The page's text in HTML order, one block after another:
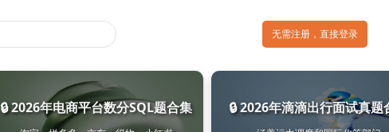
无需注册，直接登录
🔒 2026年电商平台数分SQL题合集 🔒 2026年滴滴出行面试真题